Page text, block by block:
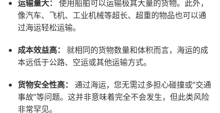
运输量大：
使用船舶可以运输极其大量的货物。此外，
像汽车、飞机、工业机械等超长、超重的物品也可以通
过海运轻松运输。
成本效益高：
就相同的货物数量和体积而言，海运的成
本远低于公路、空运或其他运输方式。
货物安全性高：
通过海运，您无需过多担心碰撞或“交通
事故”等问题。这并非意味着完全不会发生，但此类风险
非常罕见。